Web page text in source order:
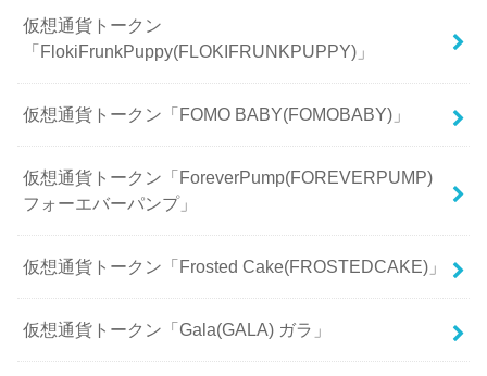
仮想通貨トークン
「FlokiFrunkPuppy(FLOKIFRUNKPUPPY)」
仮想通貨トークン「FOMO BABY(FOMOBABY)」
仮想通貨トークン「ForeverPump(FOREVERPUMP)
フォーエバーパンプ」
仮想通貨トークン「Frosted Cake(FROSTEDCAKE)」
仮想通貨トークン「Gala(GALA) ガラ」